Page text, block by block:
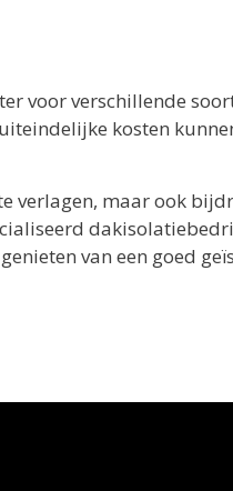
voor verschillende
kosten
verlagen, maar ook
van een goed